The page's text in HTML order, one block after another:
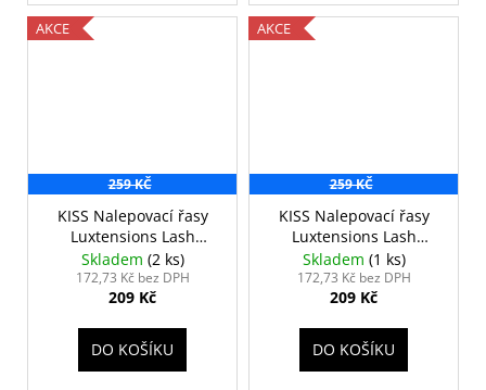
AKCE
259 KČ
KISS Nalepovací řasy
Luxtensions Lash
Couture - Russian
Volume
Skladem (2 ks)
172,73 Kč bez DPH
209 Kč
DO KOŠÍKU
AKCE
259 KČ
KISS Nalepovací řasy
Luxtensions Lash
Couture - Velvet
Skladem (1 ks)
172,73 Kč bez DPH
209 Kč
DO KOŠÍKU